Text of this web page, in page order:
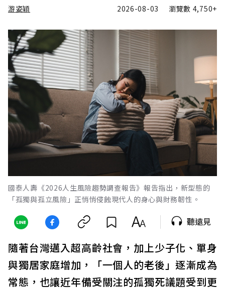
游姿穎 2026-08-03 瀏覽數 4,750+
國泰人壽《2026人生風險趨勢調查報告》報告指出，新型態的
「孤獨與孤立風險」正悄悄侵蝕現代人的身心與財務韌性。
聽遠見
隨著台灣邁入超高齡社會，加上少子化、單身
與獨居家庭增加，「一個人的老後」逐漸成為
常態，也讓近年備受關注的孤獨死議題受到更